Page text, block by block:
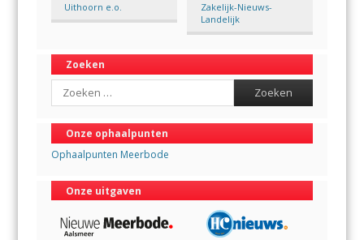
Uithoorn e.o.
Zakelijk-Nieuws-
Landelijk
Zoeken
Search
Onze ophaalpunten
Ophaalpunten Meerbode
Onze uitgaven